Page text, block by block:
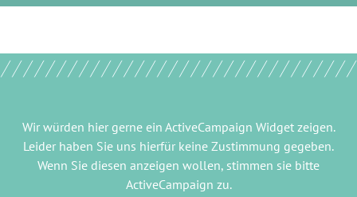
Wir würden hier gerne ein ActiveCampaign Widgetzeigen.
Leider haben Sie uns hierfür keine Zustimmung gegeben.
Wenn Sie diesen anzeigen wollen, stimmen sie bitte
ActiveCampaign zu.